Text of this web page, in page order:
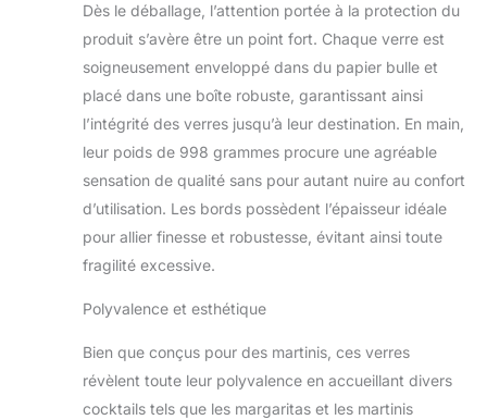
Dès le déballage, l’attention portée à la protection du
produit s’avère être un point fort. Chaque verre est
soigneusement enveloppé dans du papier bulle et
placé dans une boîte robuste, garantissant ainsi
l’intégrité des verres jusqu’à leur destination. En main,
leur poids de 998 grammes procure une agréable
sensation de qualité sans pour autant nuire au confort
d’utilisation. Les bords possèdent l’épaisseur idéale
pour allier finesse et robustesse, évitant ainsi toute
fragilité excessive.
Polyvalence et esthétique
Bien que conçus pour des martinis, ces verres
révèlent toute leur polyvalence en accueillant divers
cocktails tels que les margaritas et les martinis